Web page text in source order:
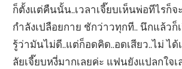
ก็ตั้งแต่คืนนั้น..เวลาเจี๊ยบเห็นพ่อทีไรก็
กำลังเปลือยกาย ชักว่าวทุกที.. นึกแล้วก็
รู้ว่ามันไม่ดี..แต่ก็อดคิด..อดเสียว..ไม่ ไ
ลัยเจี๊ยบหงี่มากเลยค่ะ แฟนยังแปลกใจ